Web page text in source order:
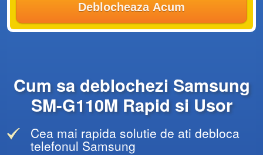
Deblocheaza Acum
Cum sa deblochezi Samsung
SM-G110M Rapid si Usor
Cea mai rapida solutie de ati debloca
telefonul Samsung